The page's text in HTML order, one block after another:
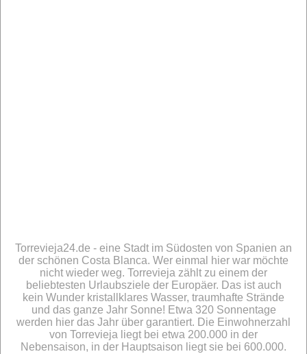
Torrevieja24.de - eine Stadt im Südosten von Spanien an
der schönen Costa Blanca. Wer einmal hier war möchte
nicht wieder weg. Torrevieja zählt zu einem der
beliebtesten Urlaubsziele der Europäer. Das ist auch
kein Wunder kristallklares Wasser, traumhafte Strände
und das ganze Jahr Sonne! Etwa 320 Sonnentage
werden hier das Jahr über garantiert. Die Einwohnerzahl
von Torrevieja liegt bei etwa 200.000 in der
Nebensaison, in der Hauptsaison liegt sie bei 600.000.